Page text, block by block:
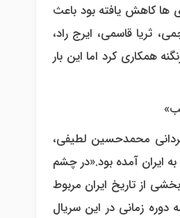
ها کاهش یافته بود باعث
ثریا قاسمی، ایرج راد،
همکاری کرد اما این بار
محمدحسین لطیفی،
به ایران آمده بود.«در چشم
از تاریخ ایران مربوط
دوره زمانی در این سریال